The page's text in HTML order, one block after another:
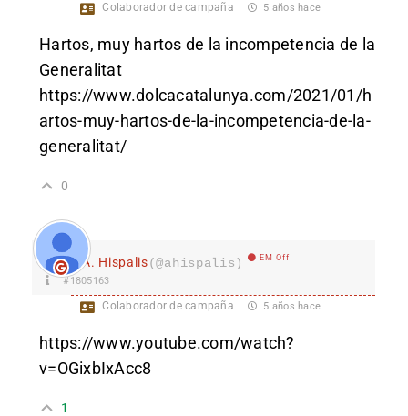
Colaborador de campaña 5 años hace
Hartos, muy hartos de la incompetencia de la
Generalitat
https://www.dolcacatalunya.com/2021/01/h
artos-muy-hartos-de-la-incompetencia-de-la-
generalitat/
0
A. Hispalis(@ahispalis) EM Off
#1805163
Colaborador de campaña 5 años hace
https://www.youtube.com/watch?
v=OGixbIxAcc8
1